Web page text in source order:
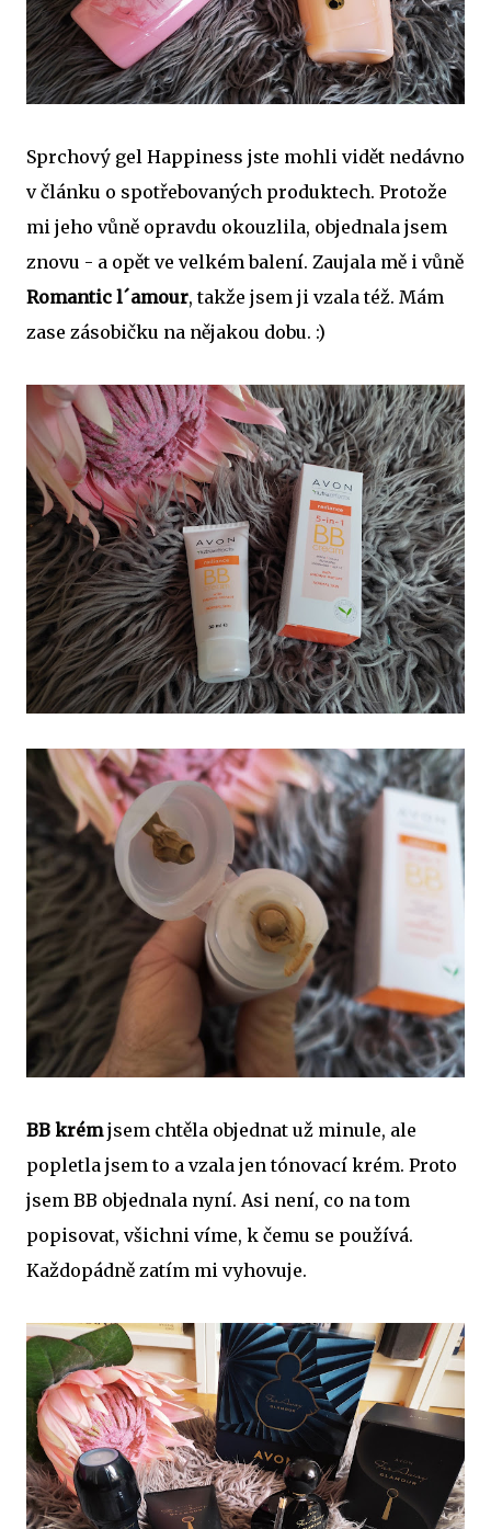
Sprchový gel Happiness jste mohli vidět nedávno
v článku o spotřebovaných produktech. Protože
mi jeho vůně opravdu okouzlila, objednala jsem
znovu - a opět ve velkém balení. Zaujala mě i vůně
Romantic l´amour, takže jsem ji vzala též. Mám
zase zásobičku na nějakou dobu. :)
BB krémjsem chtěla objednat už minule, ale
popletla jsem to a vzala jen tónovací krém. Proto
jsem BB objednala nyní. Asi není, co na tom
popisovat, všichni víme, k čemu se používá.
Každopádně zatím mi vyhovuje.